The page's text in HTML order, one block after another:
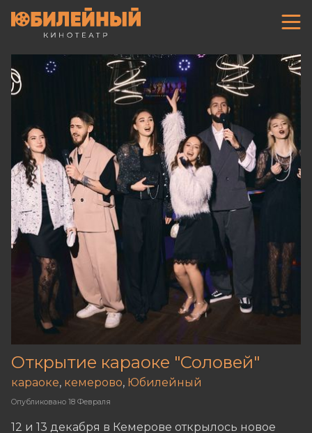
Открытие караоке "Соловей"
Опубликовано 18 Февраля
караоке, кемерово, Юбилейный
12 и 13 декабря в Кемерове открылось новое